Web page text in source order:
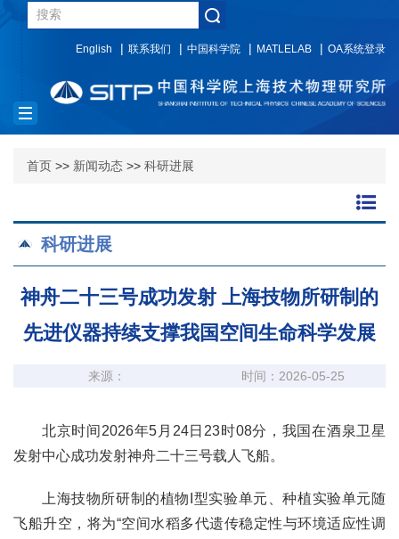
English 联系我们 中国科学院 MATLELAB OA系统登录
Toggle
navigation
首页 >> 新闻动态 >> 科研进展
科研进展
神舟二十三号成功发射 上海技物所研制的
先进仪器持续支撑我国空间生命科学发展
来源： 时间：2026-05-25
北京时间2026年5月24日23时08分，我国在酒泉卫星
发射中心成功发射神舟二十三号载人飞船。
上海技物所研制的植物Ι型实验单元、种植实验单元随
飞船升空，将为“空间水稻多代遗传稳定性与环境适应性调